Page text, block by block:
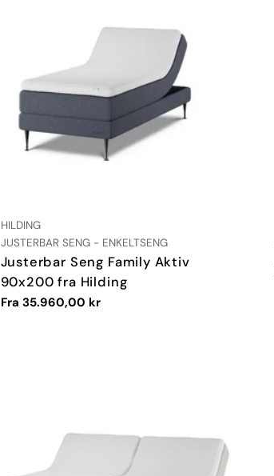
LEVERANDØR:
HILDING
TYPE:
JUSTERBAR SENG - ENKELTSENG
Justerbar Seng Family Aktiv
90x200 fra Hilding
Vanlig
Fra 35.960,00 kr